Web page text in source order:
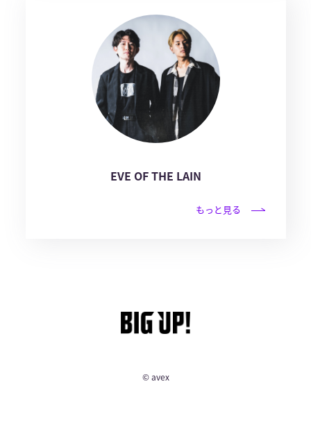
EVE OF THE LAIN
もっと見る
© avex